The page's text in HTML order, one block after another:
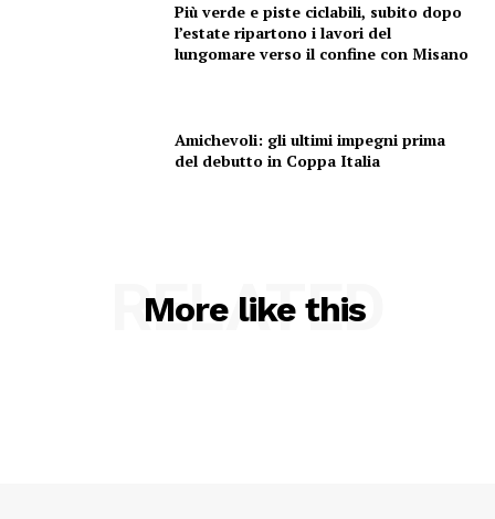
Canale TV 70/80/90
Più verde e piste ciclabili, subito dopo
l’estate ripartono i lavori del
lungomare verso il confine con Misano
Amichevoli: gli ultimi impegni prima
del debutto in Coppa Italia
More like this
RELATED